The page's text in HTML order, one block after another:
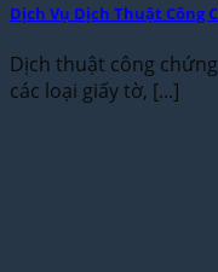
Dịch Vụ Dịch Thuật Công
Dịch thuật công
các loại giấy tờ, [...]